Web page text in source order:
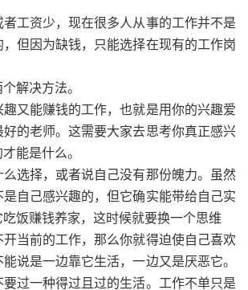
工资少，现在很多人从事的工作并不是
，但因为缺钱，只能选择在现有的工作岗
解决方法。
又能赚钱的工作，也就是用你的兴趣爱
的老师。这需要大家去思考你真正感兴
能是什么。
选择，或者说自己没有那份魄力。虽然
是自己感兴趣的，但它确实能带给自己实
吃饭赚钱养家，这时候就要换一个思维
开当前的工作，那么你就得迫使自己喜欢
能说是一边靠它生活，一边又是厌恶它。
过一种得过且过的生活。工作不单只是